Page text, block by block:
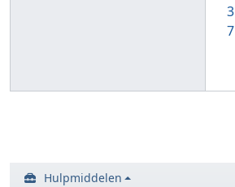
3
7
Hulpmiddelen